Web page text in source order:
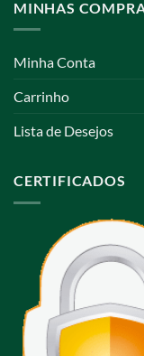
MINHAS
Minha Conta
Carrinho
Lista de Desejos
CERTIFICADOS